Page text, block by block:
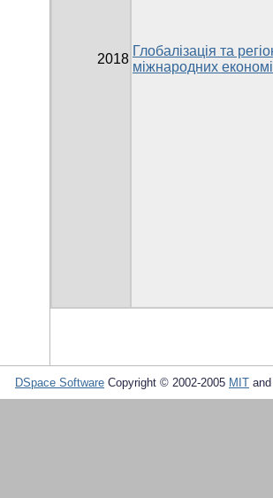
2018
Глобалізація та
міжнародних
DSpace Software Copyright © 2002-2005 MIT